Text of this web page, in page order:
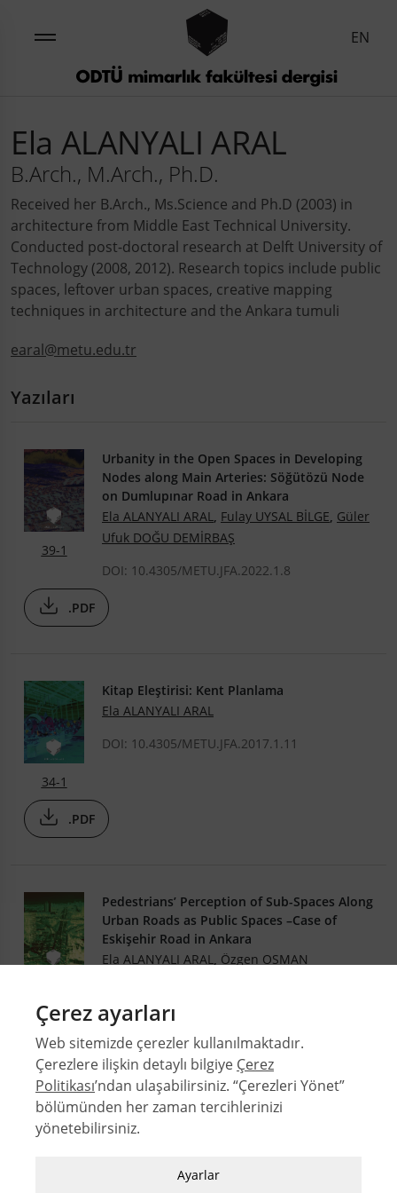
EN
Ela ALANYALI ARAL
B.Arch., M.Arch., Ph.D.
Received her B.Arch., Ms.Science and Ph.D (2003) in
architecture from Middle East Technical University.
Conducted post-doctoral research at Delft University of
Technology (2008, 2012). Research topics include public
spaces, leftover urban spaces, creative mapping
techniques in architecture and the Ankara tumuli
earal@metu.edu.tr
Yazıları
39-1
Urbanity in the Open Spaces in Developing
Nodes along Main Arteries: Söğütözü Node
on Dumlupınar Road in Ankara
Ela ALANYALI ARAL, Fulay UYSAL BİLGE, Güler
Ufuk DOĞU DEMİRBAŞ
DOI: 10.4305/METU.JFA.2022.1.8
.PDF
34-1
Kitap Eleştirisi: Kent Planlama
Ela ALANYALI ARAL
DOI: 10.4305/METU.JFA.2017.1.11
.PDF
Pedestrians’ Perception of Sub-Spaces Along
Urban Roads as Public Spaces –Case of
Eskişehir Road in Ankara
Ela ALANYALI ARAL
Özgen OSMAN
DOI: 10.4305/METU.JFA.2015.1.3
.PDF
Çerez ayarları
Web sitemizde çerezler kullanılmaktadır.
Çerezlere ilişkin detaylı bilgiye Çerez
Politikası’ndan ulaşabilirsiniz. “Çerezleri Yönet”
bölümünden her zaman tercihlerinizi
yönetebilirsiniz.
Zorunlu / Teknik Çerezler
Ayarlar
© 2026 Orta Doğu Teknik Üniversitesi Mimarlık Fakültesi
Yazarlar